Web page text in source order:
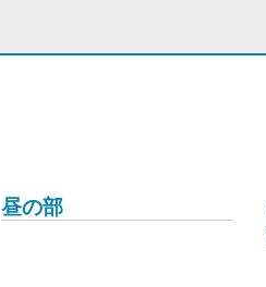
昼の部